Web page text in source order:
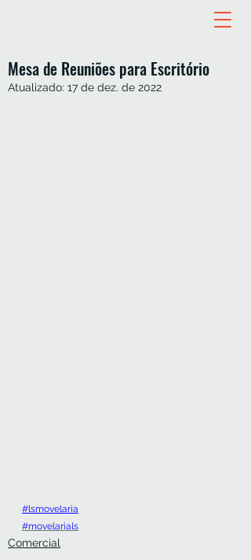
Mesa de Reuniões para Escritório
Atualizado: 17 de dez. de 2022
#lsmovelaria
#movelarials
Comercial